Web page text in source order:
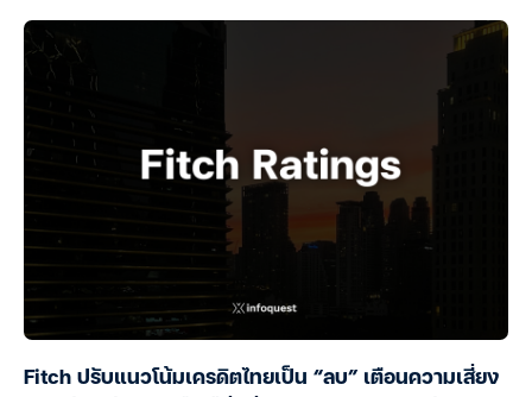
Fitch ปรับแนวโน้มเครดิตไทยเป็น “ลบ” เตือนความเสี่ยง